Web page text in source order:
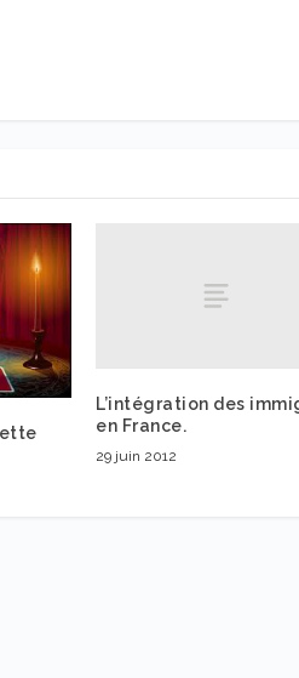
L’intégration des
en France.
29 juin 2012